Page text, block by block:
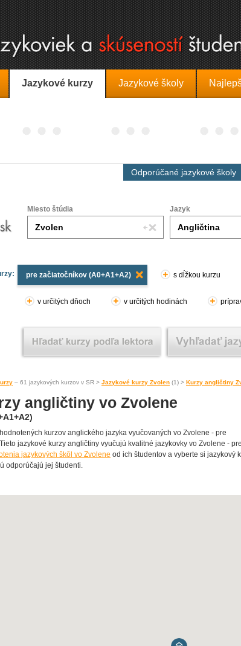
Jazykové kurzy Jazykové školy
Odporúčané jazykové školy
Miesto štúdia Jazyk
pre začiatočníkov (A0+A1+A2) s dĺžkou kurzu
v určitých dňoch v určitých hodinách
– 61 jazykových kurzov v SR > Jazykové kurzy Zvolen (1) > Kurzy angličtiny
angličtiny vo Zvolene
kurzov anglického jazyka vyučovaných vo Zvolene - pre
jazykové kurzy angličtiny vyučujú kvalitné jazykovky vo Zvolene -
jazykových škôl vo Zvolene od ich študentov a vyberte si jazykový
odporúčajú jej študenti.